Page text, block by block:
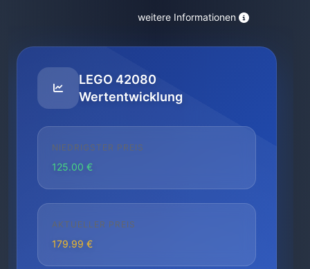
weitere Informationen
LEGO 42080
Wertentwicklung
NIEDRIGSTER PREIS
125.00 €
AKTUELLER PREIS
179.99 €